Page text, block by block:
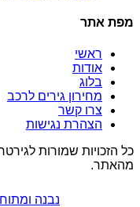
מפת אתר
ראשי
אודות
בלוג
מחירון גירים לרכב
צרו קשר
הצהרת נגישות
כל הזכויות שמורות
מהאתר.
נבנה